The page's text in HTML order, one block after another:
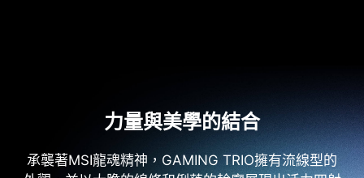
力量與美學的結合
承襲著MSI龍魂精神，GAMING TRIO擁有流線型的